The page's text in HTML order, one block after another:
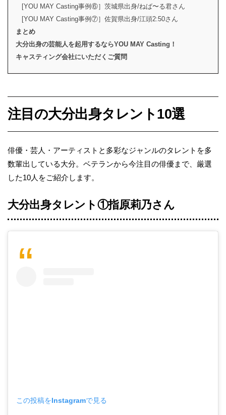
[YOU MAY Casting事例⑥］茨城県出身/ねば〜る君さん
[YOU MAY Casting事例⑦］佐賀県出身/江頭2:50さん
まとめ
大分出身の芸能人を起用するならYOU MAY Casting！
キャスティング会社にいただくご質問
注目の大分出身タレント10選
俳優・芸人・アーティストと多彩なジャンルのタレントを多
数輩出している大分。ベテランから今注目の俳優まで、厳選
した10人をご紹介します。
大分出身タレント①指原莉乃さん
この投稿をInstagramで見る